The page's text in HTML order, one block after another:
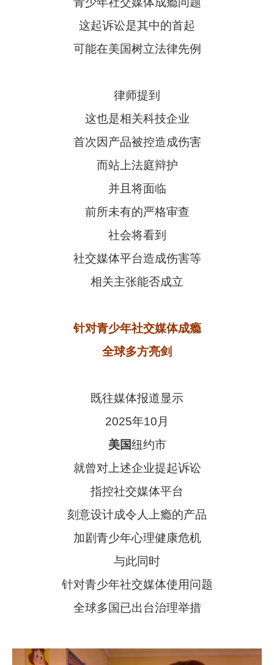
这起诉讼是其中的首起
可能在美国树立法律先例
律师提到
这也是相关科技企业
首次因产品被控造成伤害
而站上法庭辩护
并且将面临
前所未有的严格审查
社会将看到
社交媒体平台造成伤害等
相关主张能否成立
针对青少年社交媒体成瘾
全球多方亮剑
既往媒体报道显示
2025年10月
美国纽约市
就曾对上述企业提起诉讼
指控社交媒体平台
刻意设计成令人上瘾的产品
加剧青少年心理健康危机
与此同时
针对青少年社交媒体使用问题
全球多国已出台治理举措